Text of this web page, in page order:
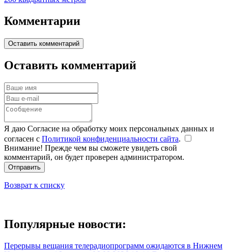
Комментарии
Оставить комментарий
Оставить комментарий
Я даю Согласие на обработку моих персональных данных и
согласен с Политикой конфиденциальности сайта.
Внимание! Прежде чем вы сможете увидеть свой
комментарий, он будет проверен администратором.
Отправить
Возврат к списку
Популярные новости:
Перерывы вещания телерадиопрограмм ожидаются в Нижнем